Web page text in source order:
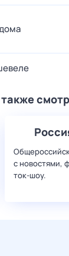
с новостями,
ток-шоу.